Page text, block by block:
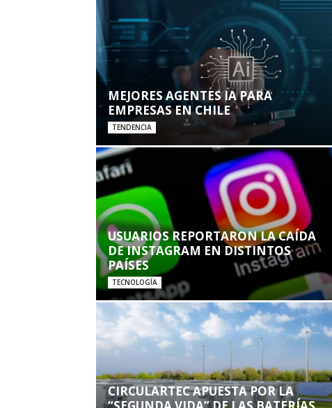
MEJORES AGENTES IA PARA
EMPRESAS EN CHILE
TENDENCIA
USUARIOS REPORTARON LA CAÍDA
DE INSTAGRAM EN DISTINTOS
PAÍSES
TECNOLOGÍA
CIRCULARTEC APUESTA POR LA